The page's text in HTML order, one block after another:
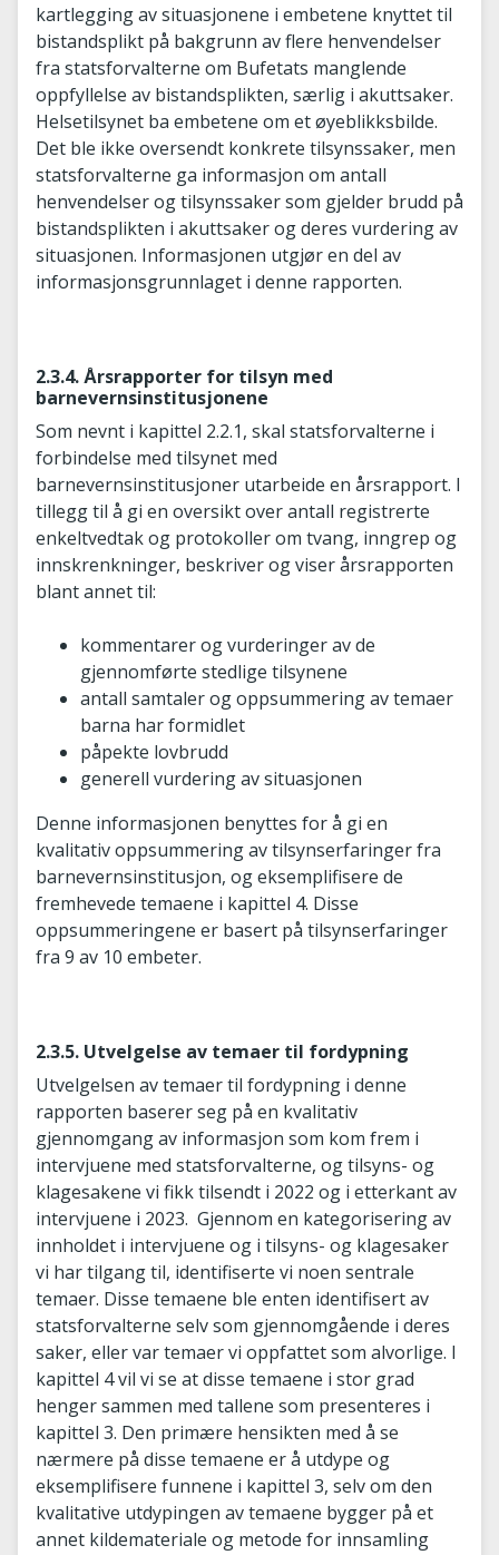
kartlegging av situasjonene i embetene knyttet til
bistandsplikt på bakgrunn av flere henvendelser
fra statsforvalterne om Bufetats manglende
oppfyllelse av bistandsplikten, særlig i akuttsaker.
Helsetilsynet ba embetene om et øyeblikksbilde.
Det ble ikke oversendt konkrete tilsynssaker, men
statsforvalterne ga informasjon om antall
henvendelser og tilsynssaker som gjelder brudd på
bistandsplikten i akuttsaker og deres vurdering av
situasjonen. Informasjonen utgjør en del av
informasjonsgrunnlaget i denne rapporten.
2.3.4. Årsrapporter for tilsyn med
barnevernsinstitusjonene
Som nevnt i kapittel 2.2.1, skal statsforvalterne i
forbindelse med tilsynet med
barnevernsinstitusjoner utarbeide en årsrapport. I
tillegg til å gi en oversikt over antall registrerte
enkeltvedtak og protokoller om tvang, inngrep og
innskrenkninger, beskriver og viser årsrapporten
blant annet til:
kommentarer og vurderinger av de
gjennomførte stedlige tilsynene
antall samtaler og oppsummering av temaer
barna har formidlet
påpekte lovbrudd
generell vurdering av situasjonen
Denne informasjonen benyttes for å gi en
kvalitativ oppsummering av tilsynserfaringer fra
barnevernsinstitusjon, og eksemplifisere de
fremhevede temaene i kapittel 4. Disse
oppsummeringene er basert på tilsynserfaringer
fra 9 av 10 embeter.
2.3.5. Utvelgelse av temaer til fordypning
Utvelgelsen av temaer til fordypning i denne
rapporten baserer seg på en kvalitativ
gjennomgang av informasjon som kom frem i
intervjuene med statsforvalterne, og tilsyns- og
klagesakene vi fikk tilsendt i 2022 og i etterkant av
intervjuene i 2023. Gjennom en kategorisering av
innholdet i intervjuene og i tilsyns- og klagesaker
vi har tilgang til, identifiserte vi noen sentrale
temaer. Disse temaene ble enten identifisert av
statsforvalterne selv som gjennomgående i deres
saker, eller var temaer vi oppfattet som alvorlige. I
kapittel 4 vil vi se at disse temaene i stor grad
henger sammen med tallene som presenteres i
kapittel 3. Den primære hensikten med å se
nærmere på disse temaene er å utdype og
eksemplifisere funnene i kapittel 3, selv om den
kvalitative utdypingen av temaene bygger på et
annet kildemateriale og metode for innsamling